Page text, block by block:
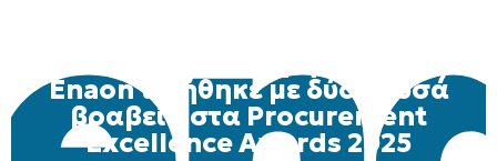
Enaon τιμήθηκε με δύο χρυσά
βραβεία στα Procurement
Excellence Awards 2025